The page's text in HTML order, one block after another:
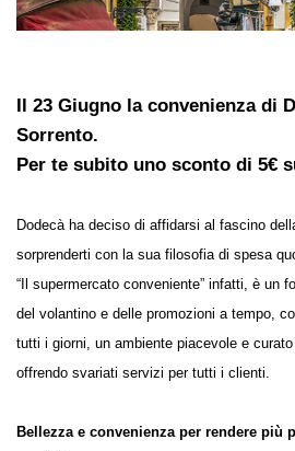
Il 23 Giugno la convenienza di
Sorrento.
Per te subito uno sconto di 5€
Dodecà ha deciso di affidarsi al fascino
sorprenderti con la sua filosofia di spesa
“Il supermercato conveniente” infatti, è un
del volantino e delle promozioni a tempo,
tutti i giorni, un ambiente piacevole e
offrendo svariati servizi per tutti i clienti.
Bellezza e convenienza per rendere più